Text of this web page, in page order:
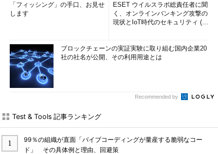
「フィッシング」の手口、お見せ
します
ESET ウイルスラボ総責任者に聞
く、オンラインバンキング攻撃の
現状とIoT時代のセキュリティ (1/
ブロックチェーンの実証実験に取り組む国内企業20
社の社名が公開、その利用用途とは
Recommended by
Test & Tools 記事ランキング
99％の組織が直面「バイブコーディングが量産する脆弱なコー
ド」 その具体例と理由、回避策